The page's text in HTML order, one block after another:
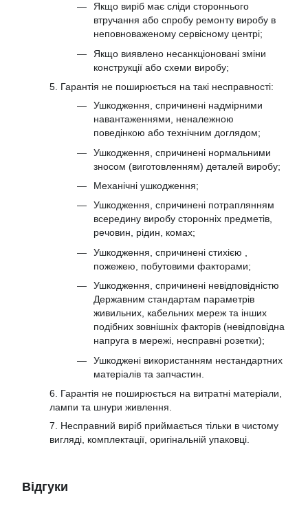
Якщо виріб має сліди стороннього
втручання або спробу ремонту виробу в
неповноваженому сервісному центрі;
Якщо виявлено несанкціоновані зміни
конструкції або схеми виробу;
5. Гарантія не поширюється на такі несправності:
Ушкодження, спричинені надмірними
навантаженнями, неналежною
поведінкою або технічним доглядом;
Ушкодження, спричинені нормальними
зносом (виготовленням) деталей виробу;
Механічні ушкодження;
Ушкодження, спричинені потраплянням
всередину виробу сторонніх предметів,
речовин, рідин, комах;
Ушкодження, спричинені стихією ,
пожежею, побутовими факторами;
Ушкодження, спричинені невідповідністю
Державним стандартам параметрів
живильних, кабельних мереж та інших
подібних зовнішніх факторів (невідповідна
напруга в мережі, несправні розетки);
Ушкоджені використанням нестандартних
матеріалів та запчастин.
6. Гарантія не поширюється на витратні матеріали,
лампи та шнури живлення.
7. Несправний виріб приймається тільки в чистому
вигляді, комплектації, оригінальній упаковці.
Відгуки